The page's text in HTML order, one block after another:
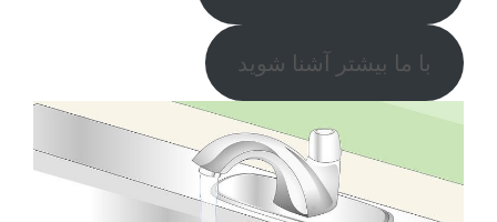
با ما بیشتر آشنا شوید